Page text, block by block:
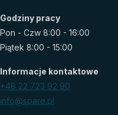
Godziny pracy
Pon - Czw 8:00 - 16:00
Piątek 8:00 - 15:00
Informacje kontaktowe
+48 22 723 92 90
info@spare.pl